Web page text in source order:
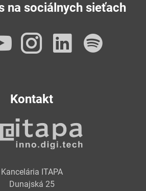
na sociálnych sieťach
YouTube
Instagram
Kontakt
Kancelária ITAPA
Dunajská 25